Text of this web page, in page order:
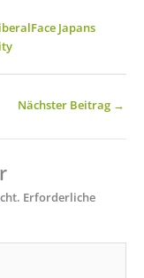
Japans
Nächster Beitrag →
Erforderliche